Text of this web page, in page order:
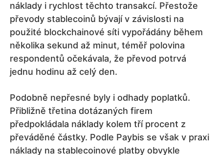
náklady i rychlost těchto transakcí. Přestože
převody stablecoinů bývají v závislosti na
použité blockchainové síti vypořádány během
několika sekund až minut, téměř polovina
respondentů očekávala, že převod potrvá
jednu hodinu až celý den.
Podobně nepřesné byly i odhady poplatků.
Přibližně třetina dotázaných firem
předpokládala náklady kolem tří procent z
převáděné částky. Podle Paybis se však v praxi
náklady na stablecoinové platby obvykle